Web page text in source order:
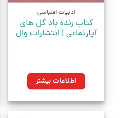
ادبیات اقتباسی
کتاب زنده باد گل های
آپارتمانی | انتشارات وال
اطلاعات بیشتر